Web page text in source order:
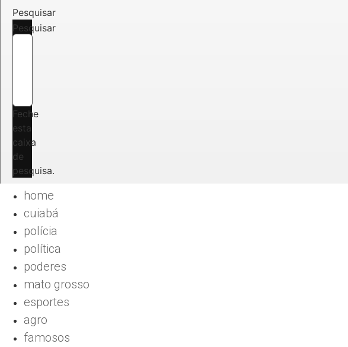
Pesquisar
Pesquisar
Feche
esta
caixa
de
pesquisa.
home
cuiabá
polícia
política
poderes
mato grosso
esportes
agro
famosos